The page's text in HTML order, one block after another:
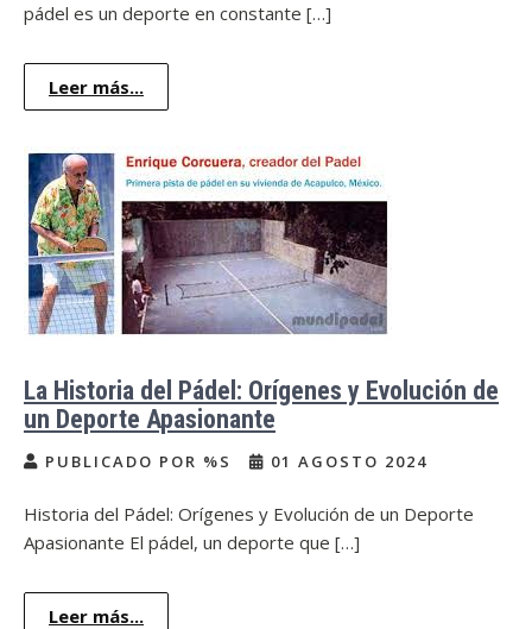
pádel es un deporte en constante […]
Leer más...
La Historia del Pádel: Orígenes y Evolución de
un Deporte Apasionante
PUBLICADO POR %S 01 AGOSTO 2024
Historia del Pádel: Orígenes y Evolución de un Deporte
Apasionante El pádel, un deporte que […]
Leer más...